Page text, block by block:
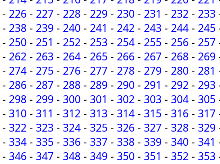
- 226 - 227 - 228 - 229 - 230 - 231 - 232 - 233
- 238 - 239 - 240 - 241 - 242 - 243 - 244 - 245
- 250 - 251 - 252 - 253 - 254 - 255 - 256 - 257
- 262 - 263 - 264 - 265 - 266 - 267 - 268 - 269
- 274 - 275 - 276 - 277 - 278 - 279 - 280 - 281
- 286 - 287 - 288 - 289 - 290 - 291 - 292 - 293
- 298 - 299 - 300 - 301 - 302 - 303 - 304 - 305
- 310 - 311 - 312 - 313 - 314 - 315 - 316 - 317
- 322 - 323 - 324 - 325 - 326 - 327 - 328 - 329
- 334 - 335 - 336 - 337 - 338 - 339 - 340 - 341
- 346 - 347 - 348 - 349 - 350 - 351 - 352 - 353